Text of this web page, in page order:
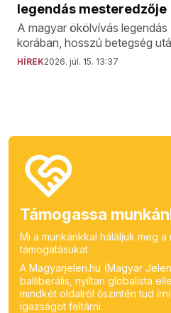
legendás mesteredzője
A magyar ökölvívás legendás
korában, hosszú betegség
HÍREK2026. júl. 15. 13:37
Támogassa
Mi a munkánkkal háláljuk meg
támogatásukat.
A Magyarjelen.hu (Magyar
balliberális, nyíltan globalista
mindkét oldalról őszintén tud
igazságot feltárni.